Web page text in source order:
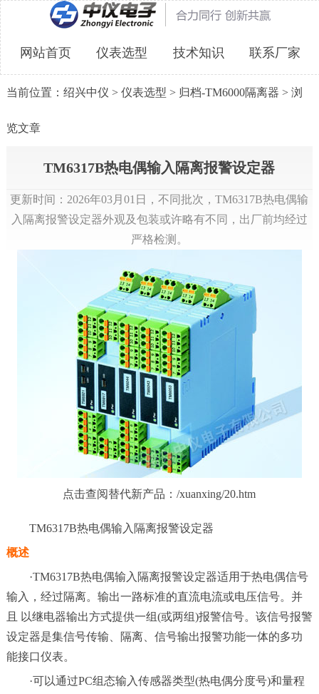
网站首页 仪表选型 技术知识 联系厂家
当前位置： 绍兴中仪 > 仪表选型 > 归档-TM6000隔离器 > 浏
览文章
TM6317B热电偶输入隔离报警设定器
更新时间：2026年03月01日，不同批次，TM6317B热电偶输
入隔离报警设定器外观及包装或许略有不同，出厂前均经过
严格检测。
点击查阅替代新产品：/xuanxing/20.htm
TM6317B热电偶输入隔离报警设定器
概述
·TM6317B热电偶输入隔离报警设定器适用于热电偶信号
输入，经过隔离。输出一路标准的直流电流或电压信号。并
且 以继电器输出方式提供一组(或两组)报警信号。该信号报警
设定器是集信号传输、隔离、信号输出报警功能一体的多功
能接口仪表。
·可以通过PC组态输入传感器类型(热电偶分度号)和量程